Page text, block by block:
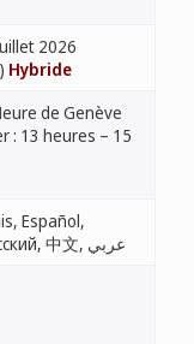
2026
) Hybride
de Genève
: 13 heures – 15
Español,
Português, Русский, 中文, عربي